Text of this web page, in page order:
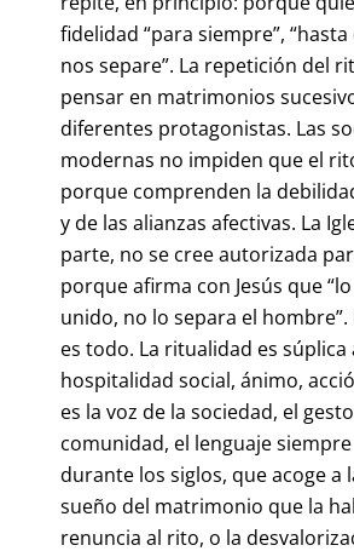
fidelidad “para siempre”,
nos separe”. La repetición del
pensar en matrimonios
diferentes protagonistas. Las
modernas no impiden que el
porque comprenden la
y de las alianzas afectivas. La
parte, no se cree autorizada
porque afirma con Jesús que
unido, no lo separa el
es todo. La ritualidad es súplica
hospitalidad social, ánimo,
es la voz de la sociedad, el
comunidad, el lenguaje
durante los siglos, que acoge a
sueño del matrimonio que la
renuncia al rito, o la